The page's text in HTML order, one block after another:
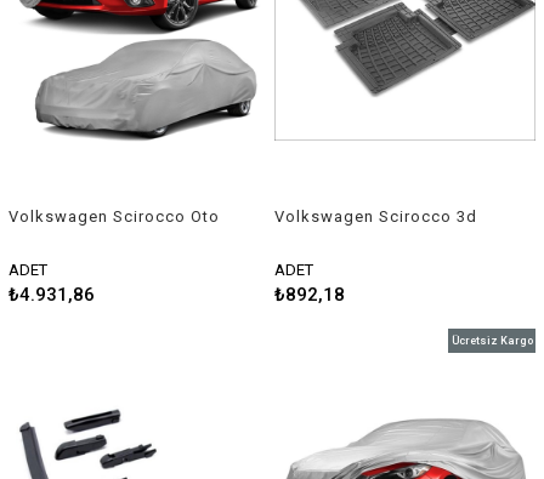
Volkswagen Scirocco Oto
ADET
₺4.931,86
Volkswagen Scirocco 3d
ADET
₺892,18
Ücretsiz Kargo